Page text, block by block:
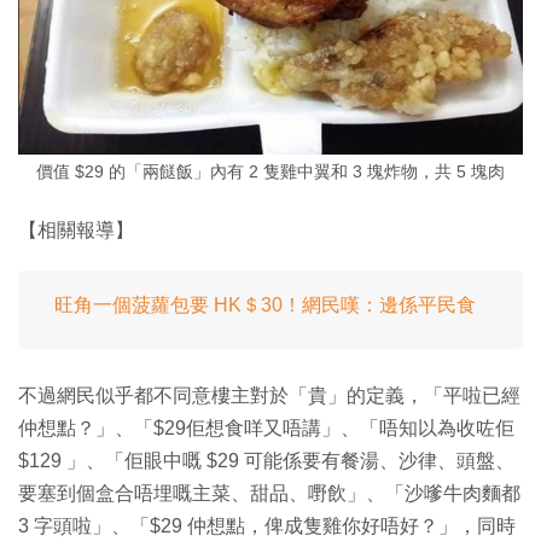
價值 $29 的「兩餸飯」內有 2 隻雞中翼和 3 塊炸物，共 5 塊肉
【相關報導】
旺角一個菠蘿包要 HK＄30！網民嘆：邊係平民食
不過網民似乎都不同意樓主對於「貴」的定義，「平啦已經
仲想點？」、「$29佢想食咩又唔講」、「唔知以為收咗佢
$129 」、「佢眼中嘅 $29 可能係要有餐湯、沙律、頭盤、
要塞到個盒合唔埋嘅主菜、甜品、嘢飲」、「沙嗲牛肉麵都
3 字頭啦」、「$29 仲想點，俾成隻雞你好唔好？」，同時